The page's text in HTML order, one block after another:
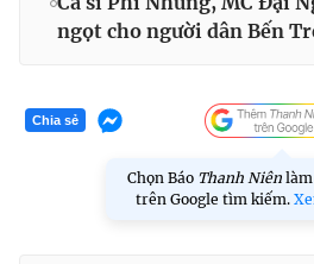
ngọt cho người dân Bến
Chia sẻ
Chọn Báo Thanh Niên làm
trên Google tìm kiếm.